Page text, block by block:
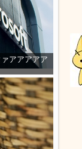
アアアアア